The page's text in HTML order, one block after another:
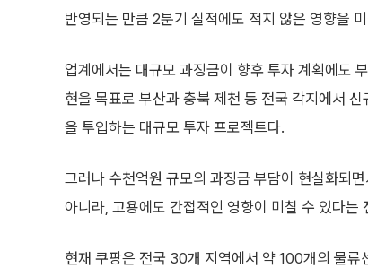
반영되는 만큼 2분기 실적에도 적지 않은 영향을
업계에서는 대규모 과징금이 향후 투자 계획에도
현을 목표로 부산과 충북 제천 등 전국 각지에서
을 투입하는 대규모 투자 프로젝트다.
그러나 수천억원 규모의 과징금 부담이 현실화되
아니라, 고용에도 간접적인 영향이 미칠 수 있다는
현재 쿠팡은 전국 30개 지역에서 약 100개의 물